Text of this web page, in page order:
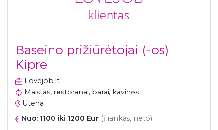
Baseino prižiūrėtojai (-os)
Kipre
Lovejob.lt
Maistas, restoranai, barai, kavinės
Utena
Nuo: 1100 iki 1200 Eur (į rankas, neto)